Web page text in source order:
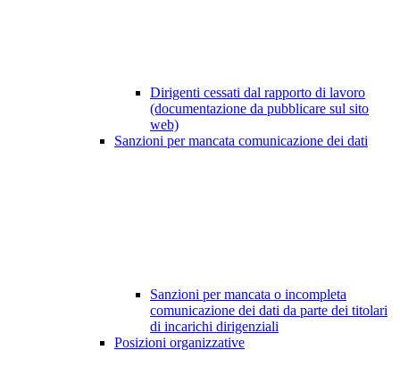
Dirigenti cessati dal rapporto di lavoro
(documentazione da pubblicare sul sito
web)
Sanzioni per mancata comunicazione dei dati
Sanzioni per mancata o incompleta
comunicazione dei dati da parte dei titolari
di incarichi dirigenziali
Posizioni organizzative